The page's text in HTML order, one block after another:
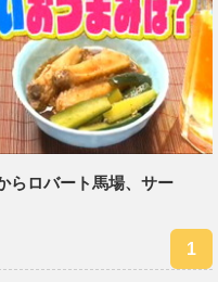
らロバート馬場、サー